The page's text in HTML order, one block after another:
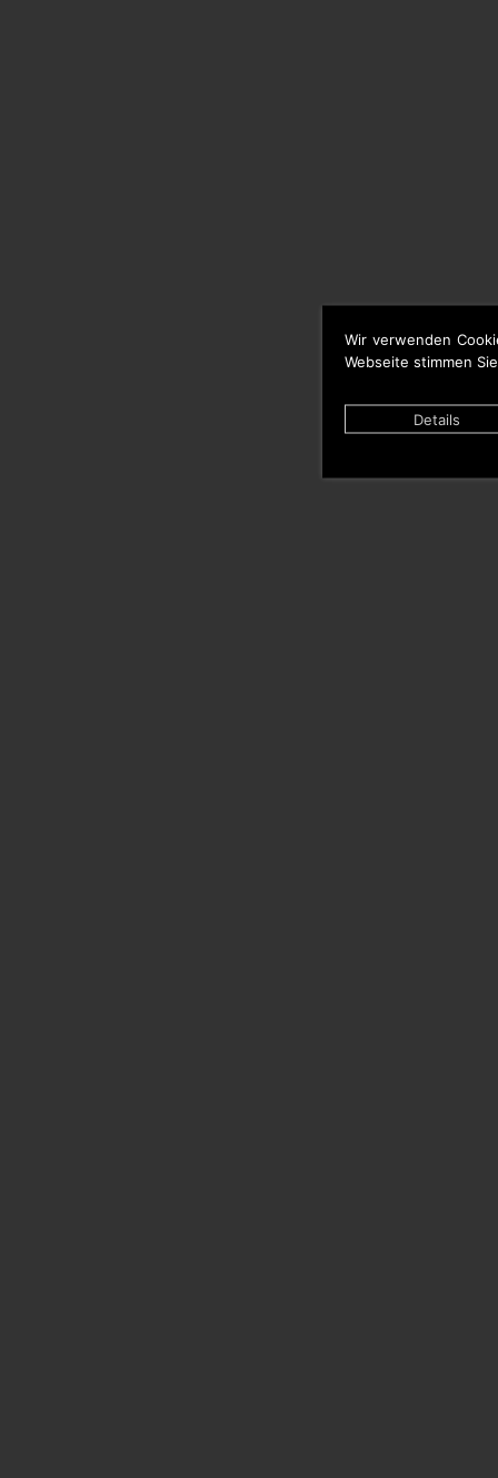
Wir verwenden
Webseite stimmen
Details